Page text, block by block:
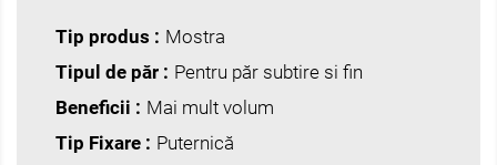
Tip produs : Mostra
Tipul de păr : Pentru păr subtire si fin
Beneficii : Mai mult volum
Tip Fixare : Puternică